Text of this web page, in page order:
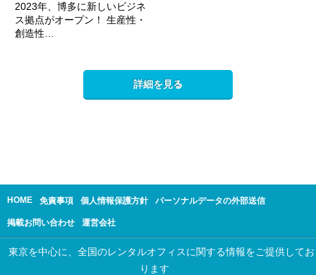
2023年、博多に新しいビジネ
ス拠点がオープン！ 生産性・
創造性…
詳細を見る
HOME 免責事項 個人情報保護方針 パーソナルデータの外部送信
掲載お問い合わせ 運営会社
東京を中心に、全国のレンタルオフィスに関する情報をご提供してお
ります